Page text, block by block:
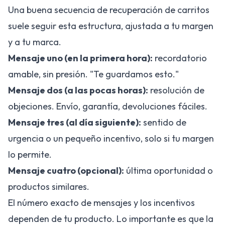
Una buena secuencia de recuperación de carritos
suele seguir esta estructura, ajustada a tu margen
y a tu marca.
Mensaje uno (en la primera hora): recordatorio
amable, sin presión. "Te guardamos esto."
Mensaje dos (a las pocas horas): resolución de
objeciones. Envío, garantía, devoluciones fáciles.
Mensaje tres (al día siguiente): sentido de
urgencia o un pequeño incentivo, solo si tu margen
lo permite.
Mensaje cuatro (opcional): última oportunidad o
productos similares.
El número exacto de mensajes y los incentivos
dependen de tu producto. Lo importante es que la